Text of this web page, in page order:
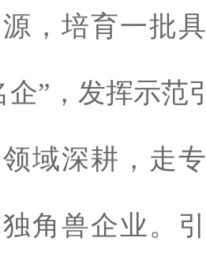
，培育一批
企”，发挥示范
域深耕，走
角兽企业。